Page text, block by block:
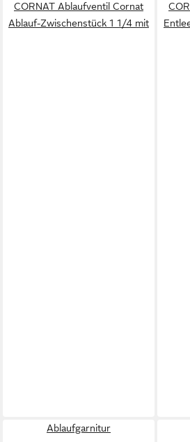
CORNAT Ablaufventil Cornat
Ablauf-Zwischenstück 1 1/4 mit
Ablaufgarnitur